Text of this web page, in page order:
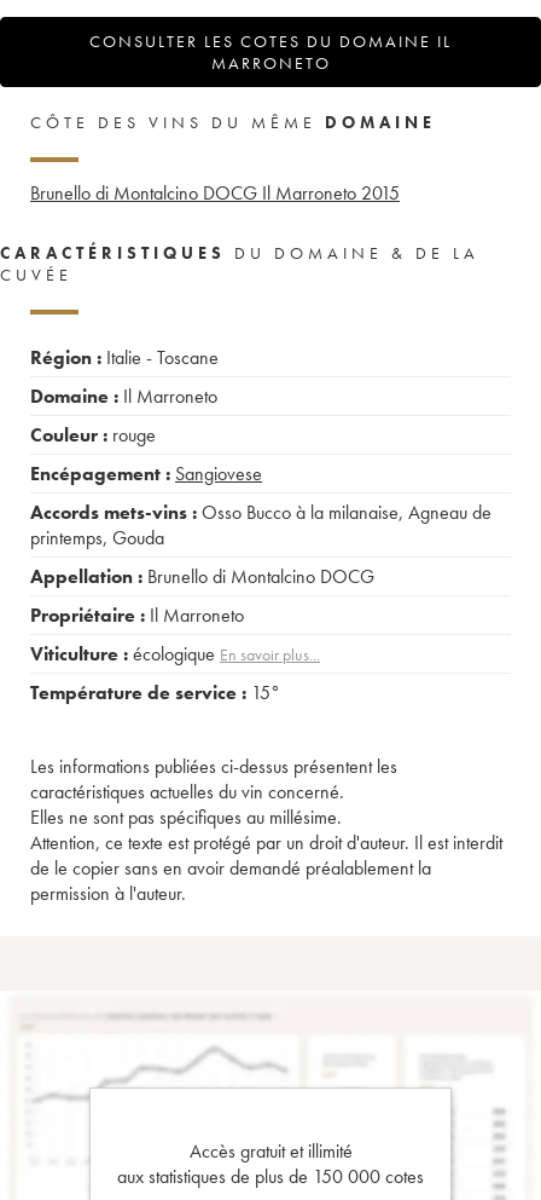
CONSULTER LES COTES DU DOMAINE IL
MARRONETO
CÔTE DES VINS DU MÊME DOMAINE
Brunello di Montalcino DOCG Il Marroneto 2015
CARACTÉRISTIQUES
DU DOMAINE & DE LA
CUVÉE
Région : Italie - Toscane
Domaine : Il Marroneto
Couleur : rouge
Encépagement : Sangiovese
Accords mets-vins :Osso Bucco à la milanaise, Agneau de
printemps, Gouda
Appellation : Brunello di Montalcino DOCG
Propriétaire : Il Marroneto
Viticulture :écologique En savoir plus...
Température de service : 15°
Les informations publiées ci-dessus présentent les
caractéristiques actuelles du vin concerné.
Elles ne sont pas spécifiques au millésime.
Attention, ce texte est protégé par un droit d'auteur. Il est interdit
de le copier sans en avoir demandé préalablement la
permission à l'auteur.
Accès gratuit et illimité
aux statistiques de plus de 150 000 cotes